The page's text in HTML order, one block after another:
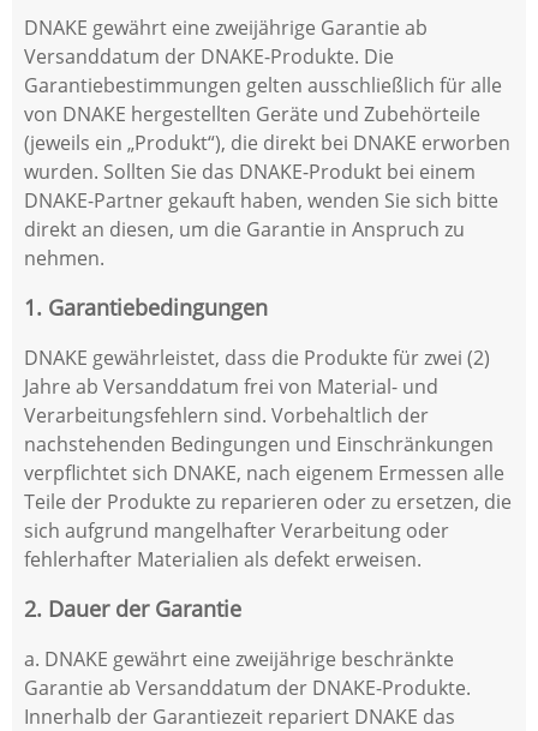
DNAKE gewährt eine zweijährige Garantie ab
Versanddatum der DNAKE-Produkte. Die
Garantiebestimmungen gelten ausschließlich für alle
von DNAKE hergestellten Geräte und Zubehörteile
(jeweils ein „Produkt“), die direkt bei DNAKE erworben
wurden. Sollten Sie das DNAKE-Produkt bei einem
DNAKE-Partner gekauft haben, wenden Sie sich bitte
direkt an diesen, um die Garantie in Anspruch zu
nehmen.
1. Garantiebedingungen
DNAKE gewährleistet, dass die Produkte für zwei (2)
Jahre ab Versanddatum frei von Material- und
Verarbeitungsfehlern sind. Vorbehaltlich der
nachstehenden Bedingungen und Einschränkungen
verpflichtet sich DNAKE, nach eigenem Ermessen alle
Teile der Produkte zu reparieren oder zu ersetzen, die
sich aufgrund mangelhafter Verarbeitung oder
fehlerhafter Materialien als defekt erweisen.
2. Dauer der Garantie
a. DNAKE gewährt eine zweijährige beschränkte
Garantie ab Versanddatum der DNAKE-Produkte.
Innerhalb der Garantiezeit repariert DNAKE das